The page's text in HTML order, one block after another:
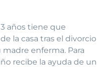
años tiene que
la casa tras el divorcio
enferma. Para
recibe la ayuda de un